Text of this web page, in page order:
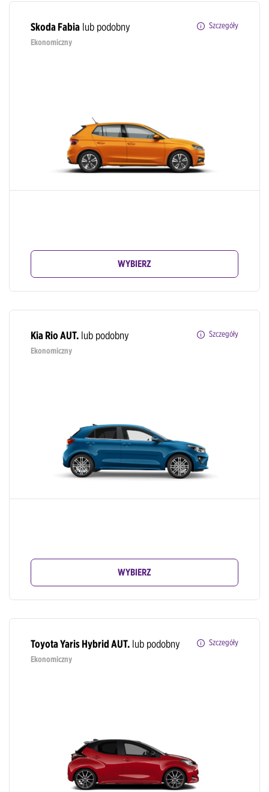
Skoda Fabia lub podobny
Szczegóły
Ekonomiczny
WYBIERZ
Kia Rio AUT. lub podobny
Szczegóły
Ekonomiczny
WYBIERZ
Toyota Yaris Hybrid AUT. lub podobny
Szczegóły
Ekonomiczny